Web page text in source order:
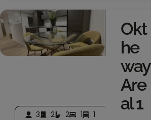
3 2 2 1 1
Okt
He
Way
Are
Al 1